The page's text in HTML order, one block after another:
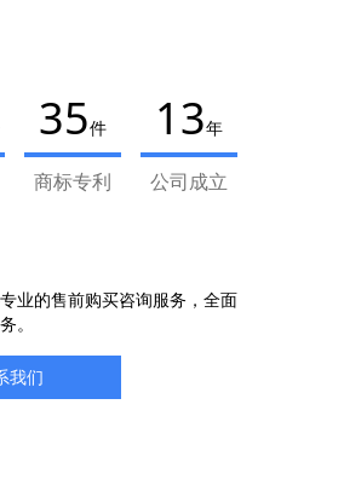
35件
商标专利
13年
公司成立
业的售前购买咨询服务，全面
。
我们